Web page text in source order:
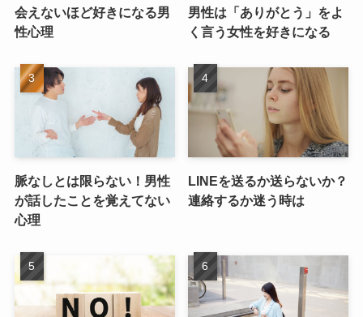
会えないほど好きになる男
性心理
男性は「ありがとう」をよ
く言う女性を好きになる
脈なしとは限らない！男性
が話したことを覚えてない
心理
LINEを送るか送らないか？
連絡するか迷う時は